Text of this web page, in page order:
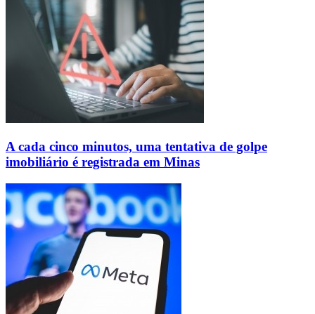
A cada cinco minutos, uma tentativa de golpe
imobiliário é registrada em Minas